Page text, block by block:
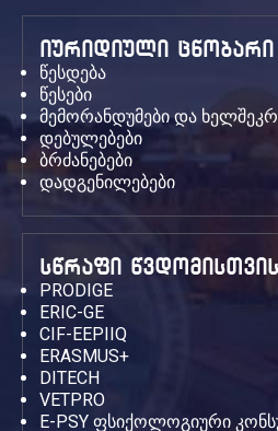
იურიდიული ცნობარი
წესდება
წესები
მემორანდუმები და
დებულებები
ბრძანებები
დადგენილებები
სწრაფი წვდომისთვის
PRODIGE
ERIC-GE
CIF-EEPIIQ
ERASMUS+
DITECH
VETPRO
E-PSY ფსიქოლოგიური